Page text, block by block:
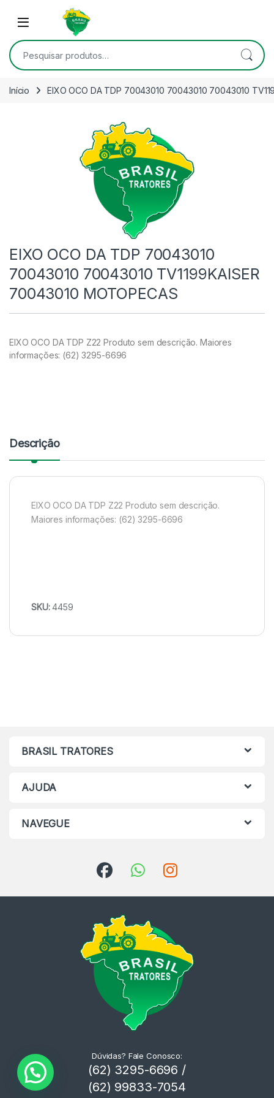
Skip to navigation
Open
Pesquisar por:
Início EIXO OCO DA TDP 70043010 70043010 70043010
EIXO OCO DA TDP 70043010
70043010 70043010 TV1199KAISER
70043010 MOTOPECAS
EIXO OCO DA TDP Z22 Produto sem descrição. Maiores
informações: (62) 3295-6696
Descrição
EIXO OCO DA TDP Z22 Produto sem descrição.
Maiores informações: (62) 3295-6696
SKU:4459
BRASIL TRATORES
AJUDA
NAVEGUE
Dúvidas? Fale Conosco:
(62) 3295-6696 /
(62) 99833-7054